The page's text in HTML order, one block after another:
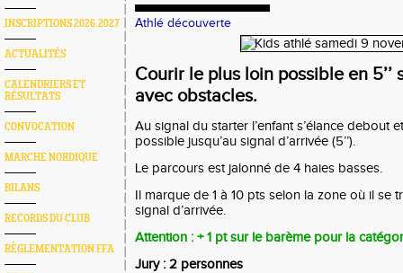
INSCRIPTIONS 2026.2027
ACTUALITÉS
CALENDRIERS ET
RÉSULTATS
CONVOCATION
MARCHE NORDIQUE
BILANS
RECORDS DU CLUB
RÈGLEMENTATION FFA
Athlé découverte
Courir le plus loin possible en 5’’
avec obstacles.
Au signal du starter l’enfant s’élance debout
possible jusqu’au signal d’arrivée (5’’).
Le parcours est jalonné de 4 haies basses.
Il marque de 1 à 10 pts selon la zone où il se
signal d’arrivée.
Attention : + 1 pt sur le barème pour la
Jury : 2 personnes